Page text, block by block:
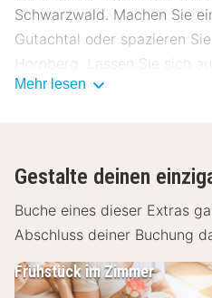
Schwarzwald. Machen Sie
Gutachtal oder spazieren
Hornberg. Lassen Sie sich
berühtem Bäderzentrum
standardmäßig mit einem
Radio und kostenlosem
Zimmer bieten auch ein
und/oder Badewanne,
Haartrockner. Genießen Sie
Mehr lesen
Gestalte deinen
Buche eines dieser Extras
Abschluss deiner Buchung
Frühstück im Zimmer